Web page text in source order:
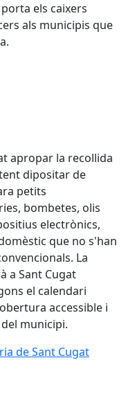
els caixers
als municipis que
apropar la recollida
dipositar de
petits
bombetes, olis
electrònics,
que no s'han
La
a Sant Cugat
el calendari
accessible i
municipi.
de Sant Cugat
de Sant Cugat